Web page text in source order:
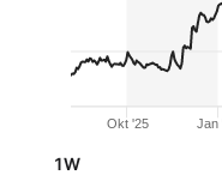
Okt '25 Jan
1W